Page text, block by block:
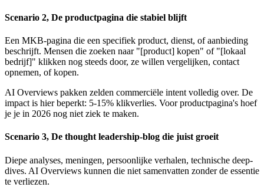
Scenario 2, De productpagina die stabiel blijft
Een MKB-pagina die een specifiek product, dienst, of aanbieding
beschrijft. Mensen die zoeken naar "[product] kopen" of "[lokaal
bedrijf]" klikken nog steeds door, ze willen vergelijken, contact
opnemen, of kopen.
AI Overviews pakken zelden commerciële intent volledig over. De
impact is hier beperkt: 5-15% klikverlies. Voor productpagina's hoef
je je in 2026 nog niet ziek te maken.
Scenario 3, De thought leadership-blog die juist groeit
Diepe analyses, meningen, persoonlijke verhalen, technische deep-
dives. AI Overviews kunnen die niet samenvatten zonder de essentie
te verliezen.